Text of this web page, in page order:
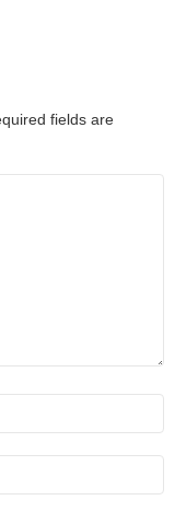
fields are